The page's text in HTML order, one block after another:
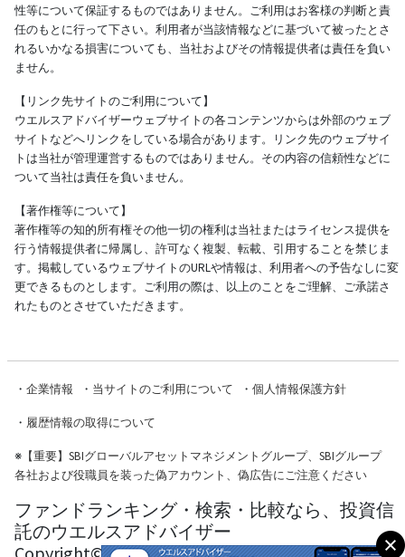
性等について保証するものではありません。ご利用はお客様の判断と責
任のもとに行って下さい。利用者が当該情報などに基づいて被ったとさ
れるいかなる損害についても、当社およびその情報提供者は責任を負い
ません。
【リンク先サイトのご利用について】
ウエルスアドバイザーウェブサイトの各コンテンツからは外部のウェブ
サイトなどへリンクをしている場合があります。リンク先のウェブサイ
トは当社が管理運営するものではありません。その内容の信頼性などに
ついて当社は責任を負いません。
【著作権等について】
著作権等の知的所有権その他一切の権利は当社またはライセンス提供を
行う情報提供者に帰属し、許可なく複製、転載、引用することを禁じま
す。掲載しているウェブサイトのURLや情報は、利用者への予告なしに変
更できるものとします。ご利用の際は、以上のことをご理解、ご承諾さ
れたものとさせていただきます。
・ 企業情報 ・ 当サイトのご利用について ・ 個人情報保護方針
・ 履歴情報の取得について
※【重要】SBIグローバルアセットマネジメントグループ、SBIグループ
各社および役職員を装った偽アカウント、偽広告にご注意ください
ファンドランキング・検索・比較なら、投資信
託のウエルスアドバイザー